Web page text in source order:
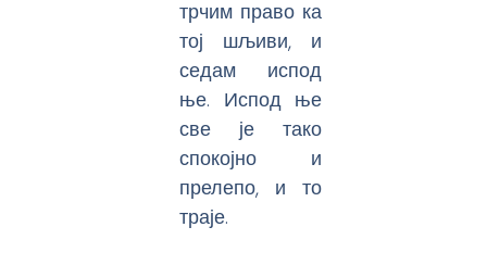
трчим право ка
тој шљиви, и
седам испод
ње. Испод ње
све је тако
спокојно и
прелепо, и то
траје.